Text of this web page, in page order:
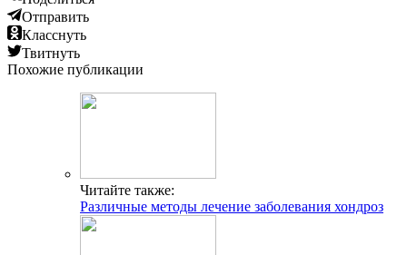
Отправить
Класснуть
Твитнуть
Похожие публикации
Читайте также:
Различные методы лечение заболевания хондроз